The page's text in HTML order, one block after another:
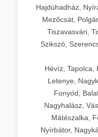
Hajdúhadház,
Mezőcsát,
Tiszavasvári,
Szikszó,
Hévíz, Tapolca,
Letenye,
Fonyód,
Nagyhalász,
Mátészalka,
Nyírbátor,